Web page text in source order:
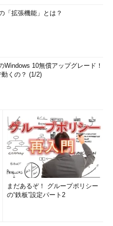
「拡張機能」とは？
Windows 10無償アップグレード！
くの？ (1/2)
まだあるぞ！ グループポリシー
の“鉄板”設定パート2